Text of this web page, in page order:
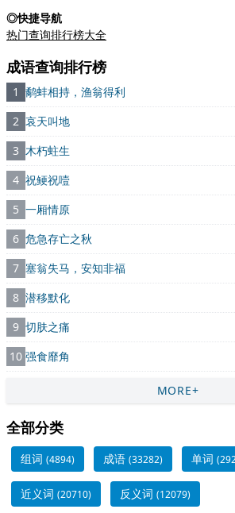
◎快捷导航
热门查询排行榜大全
成语查询排行榜
1 鹬蚌相持，渔翁得利
2 哀天叫地
3 木朽蛀生
4 祝鲠祝噎
5 一厢情原
6 危急存亡之秋
7 塞翁失马，安知非福
8 潜移默化
9 切肤之痛
10 强食靡角
MORE+
全部分类
组词 (4894) 成语 (33282) 单词
近义词 (20710) 反义词 (12079)